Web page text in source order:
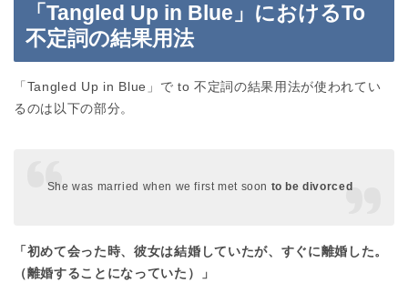
「Tangled Up in Blue」におけるTo
不定詞の結果用法
「Tangled Up in Blue」で to 不定詞の結果用法が使われてい
るのは以下の部分。
She was married when we first met soon to be divorced
「初めて会った時、彼女は結婚していたが、すぐに離婚した。
（離婚することになっていた）」